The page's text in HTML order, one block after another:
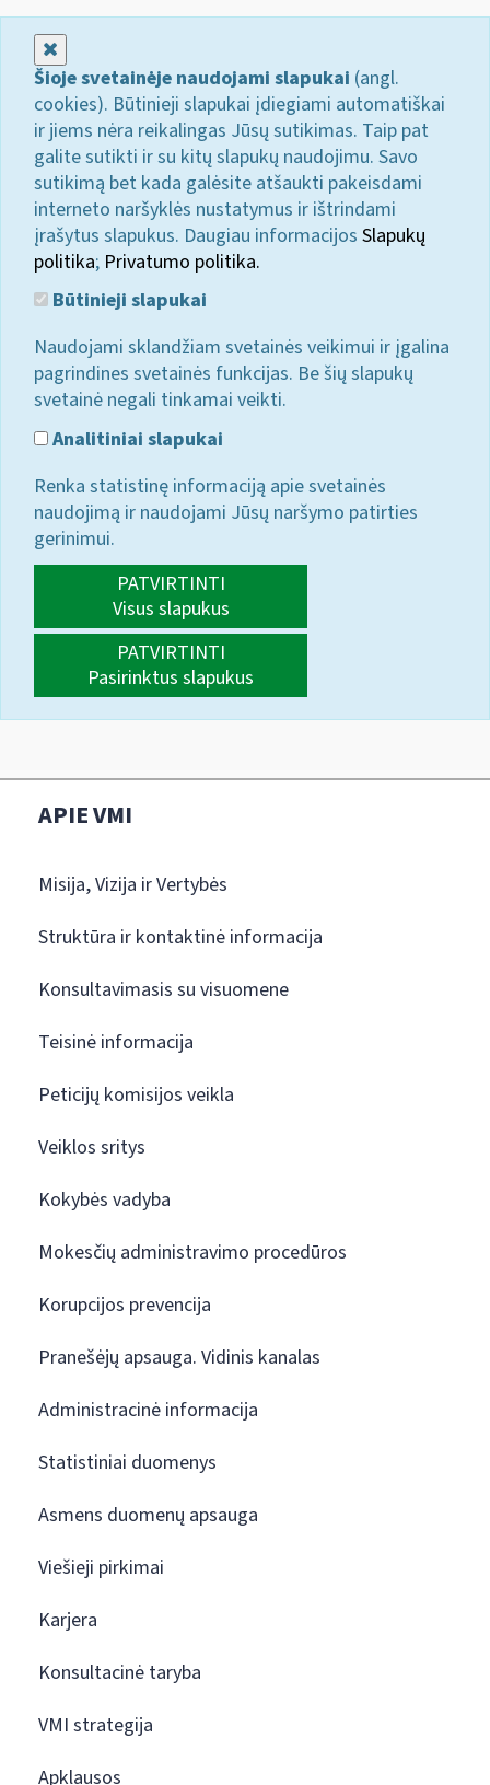
Šioje svetainėje naudojami slapukai (angl.
cookies). Būtinieji slapukai įdiegiami automatiškai
ir jiems nėra reikalingas Jūsų sutikimas. Taip pat
galite sutikti ir su kitų slapukų naudojimu. Savo
sutikimą bet kada galėsite atšaukti pakeisdami
interneto naršyklės nustatymus ir ištrindami
įrašytus slapukus. Daugiau informacijos Slapukų
politika; Privatumo politika.
Būtinieji slapukai
Naudojami sklandžiam svetainės veikimui ir įgalina
pagrindines svetainės funkcijas. Be šių slapukų
svetainė negali tinkamai veikti.
Analitiniai slapukai
Renka statistinę informaciją apie svetainės
naudojimą ir naudojami Jūsų naršymo patirties
gerinimui.
PATVIRTINTI
Visus slapukus
PATVIRTINTI
Pasirinktus slapukus
APIE VMI
Misija, Vizija ir Vertybės
Struktūra ir kontaktinė informacija
Konsultavimasis su visuomene
Teisinė informacija
Peticijų komisijos veikla
Veiklos sritys
Kokybės vadyba
Mokesčių administravimo procedūros
Korupcijos prevencija
Pranešėjų apsauga. Vidinis kanalas
Administracinė informacija
Statistiniai duomenys
Asmens duomenų apsauga
Viešieji pirkimai
Karjera
Konsultacinė taryba
VMI strategija
Apklausos